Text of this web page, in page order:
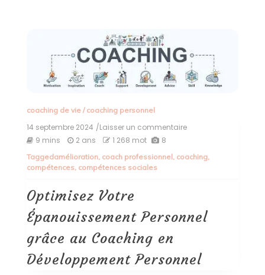
coaching de vie/ coaching personnel
14 septembre 2024 /Laisser un commentaireon
Épanouissement
Développement
9 mins 2 ans 1 268 mot 8
Taggedamélioration, coach professionnel, coaching,
compétences, compétences sociales
Optimisez Votre
Épanouissement Personnel
grâce au Coaching en
Développement Personnel